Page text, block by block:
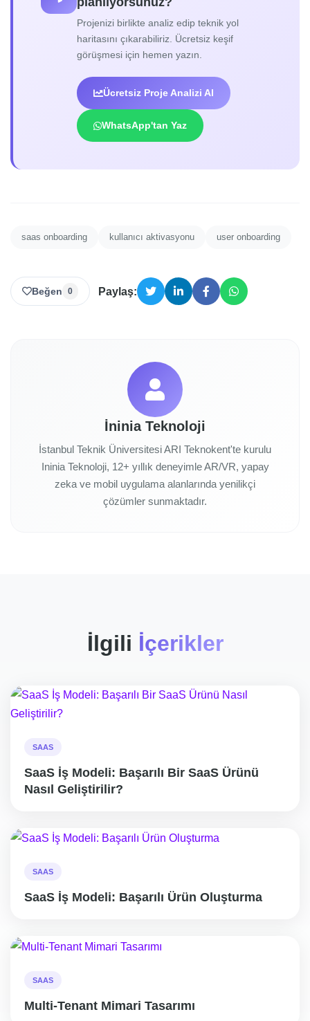
Projenizi birlikte analiz edip teknik yol
haritasını çıkarabiliriz. Ücretsiz keşif
görüşmesi için hemen yazın.
Ücretsiz Proje Analizi Al
WhatsApp'tan Yaz
saas onboarding kullanıcı aktivasyonu user onboarding
Beğen 0 Paylaş:
İninia Teknoloji
İstanbul Teknik Üniversitesi ARI Teknokent'te kurulu
Ininia Teknoloji, 12+ yıllık deneyimle AR/VR, yapay
zeka ve mobil uygulama alanlarında yenilikçi
çözümler sunmaktadır.
İlgili İçerikler
SAAS
SaaS İş Modeli: Başarılı Bir SaaS Ürünü
Nasıl Geliştirilir?
SAAS
SaaS İş Modeli: Başarılı Ürün Oluşturma
SAAS
Multi-Tenant Mimari Tasarımı